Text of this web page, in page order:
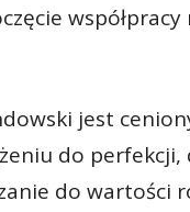
jest
do perfekcji,
do wartości